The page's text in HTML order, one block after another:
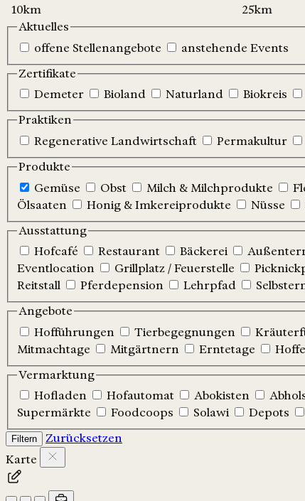
Aktuelles
offene Stellenangebote
anstehende Events
Zertifikate
Demeter
Bioland Naturland Biokreis
Praktiken
Regenerative Landwirtschaft
Permakultur
Produkte
Gemüse
Obst Milch & Milchprodukte
Ölsaaten
Honig & Imkereiprodukte Nüsse
Ausstattung
Hofcafé
Restaurant Bäckerei
Eventlocation
Grillplatz / Feuerstelle
Reitstall
Pferdepension Lehrpfad
Angebote
Hofführungen
Tierbegegnungen
Mitmachtage
Mitgärtnern Erntetage
Vermarktung
Hofladen
Hofautomat Abokisten
Supermärkte
Foodcoops Solawi Depots
Filtern
Zurücksetzen
Karte